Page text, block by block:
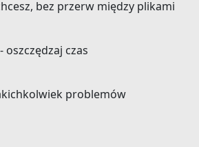
bez przerw między plikami
czas
problemów